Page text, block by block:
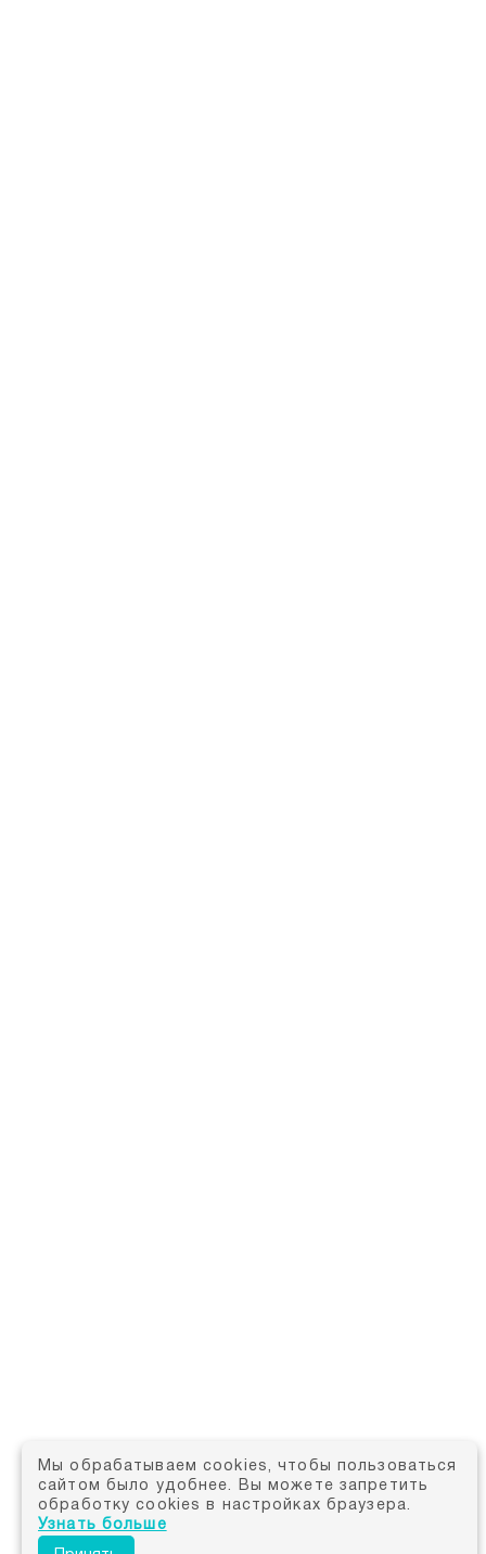
Мы обрабатываем cookies, чтобы пользоваться
сайтом было удобнее. Вы можете запретить
обработку cookies в настройках браузера.
Узнать больше